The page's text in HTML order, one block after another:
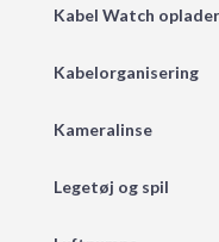
Kabel Watch oplader
Kabelorganisering
Kameralinse
Legetøj og spil